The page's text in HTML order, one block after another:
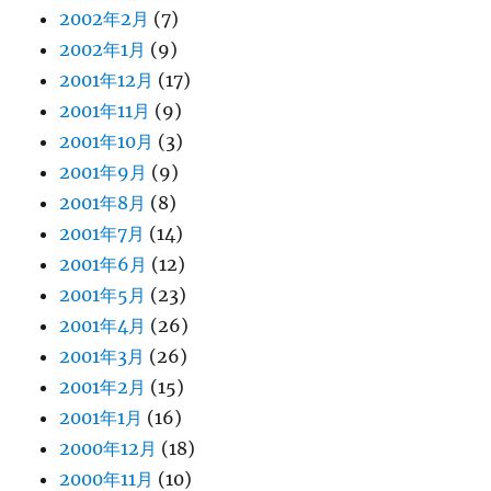
2002年2月 (7)
2002年1月 (9)
2001年12月 (17)
2001年11月 (9)
2001年10月 (3)
2001年9月 (9)
2001年8月 (8)
2001年7月 (14)
2001年6月 (12)
2001年5月 (23)
2001年4月 (26)
2001年3月 (26)
2001年2月 (15)
2001年1月 (16)
2000年12月 (18)
2000年11月 (10)